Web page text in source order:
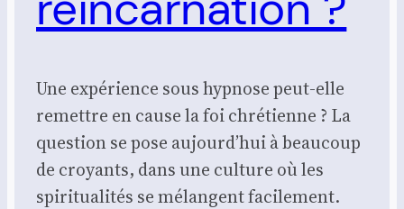
Une expérience sous hypnose peut-elle
remettre en cause la foi chrétienne ? La
question se pose aujourd’hui à beaucoup
de croyants, dans une culture où les
spiritualités se mélangent facilement.